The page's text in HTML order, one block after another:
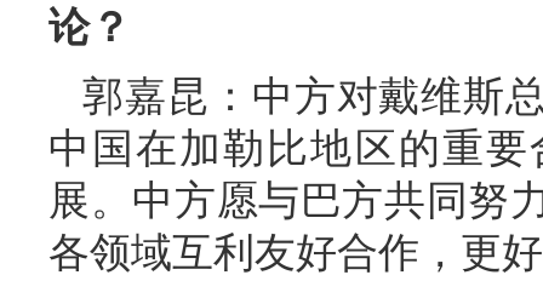
论？
郭嘉昆：中方对戴维斯
中国在加勒比地区的重
展。中方愿与巴方共同努
各领域互利友好合作，更